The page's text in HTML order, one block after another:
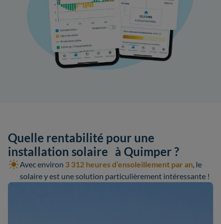
Quelle rentabilité pour une
installation solaire à Quimper ?
Avec environ 3 312 heures d’ensoleillement par an, le
solaire y est une solution particulièrement intéressante !